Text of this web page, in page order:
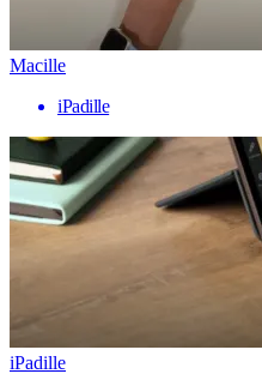
Macille
iPadille
iPadille